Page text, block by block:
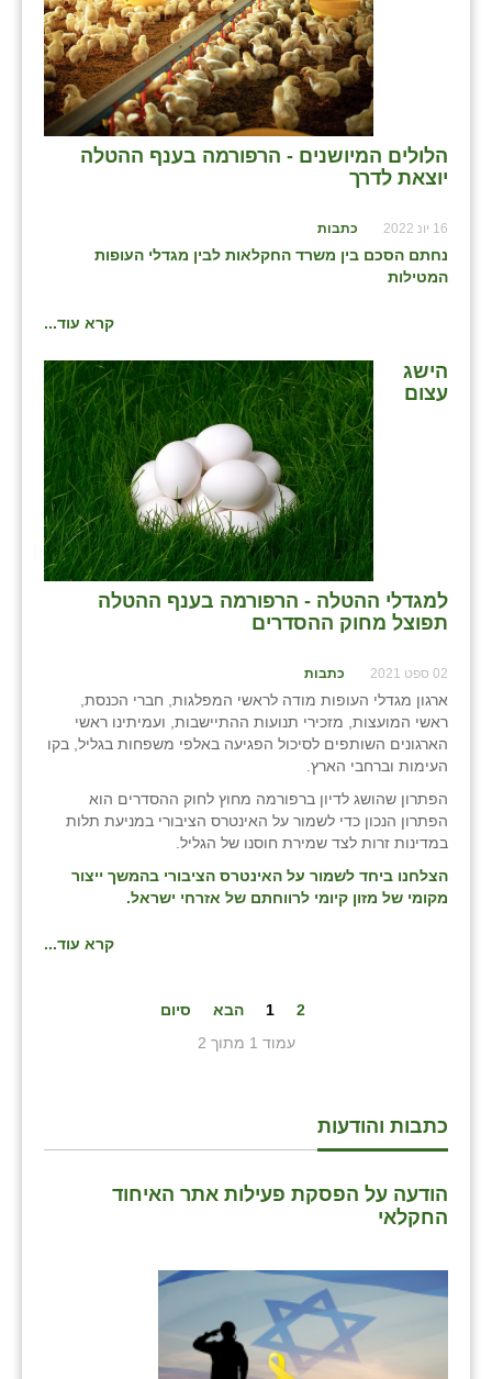
הלולים המיושנים - הרפורמה בענף ההטלה
יוצאת לדרך
16 יונ 2022 כתבות
נחתם הסכם בין משרד החקלאות לבין מגדלי העופות
המטילות
קרא עוד...
הישג
עצום
למגדלי ההטלה - הרפורמה בענף ההטלה
תפוצל מחוק ההסדרים
02 ספט 2021 כתבות
ארגון מגדלי העופות מודה לראשי המפלגות, חברי הכנסת,
ראשי המועצות, מזכירי תנועות ההתיישבות, ועמיתינו ראשי
הארגונים השותפים לסיכול הפגיעה באלפי משפחות בגליל, בקו
העימות וברחבי הארץ.
הפתרון שהושג לדיון ברפורמה מחוץ לחוק ההסדרים הוא
הפתרון הנכון כדי לשמור על האינטרס הציבורי במניעת תלות
במדינות זרות לצד שמירת חוסנו של הגליל.
הצלחנו ביחד לשמור על האינטרס הציבורי בהמשך ייצור
מקומי של מזון קיומי לרווחתם של אזרחי ישראל.
קרא עוד...
1 2 הבא
סיום
עמוד 1 מתוך 2
כתבות והודעות
הודעה על הפסקת פעילות אתר האיחוד
החקלאי